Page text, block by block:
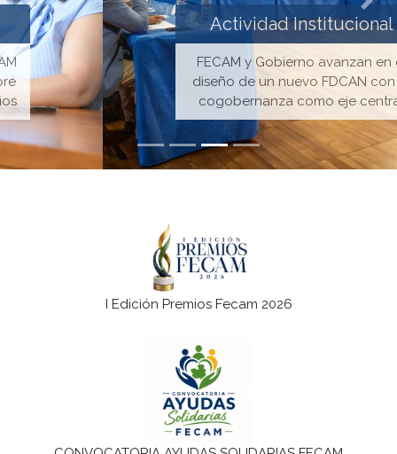
Actividad Institucional
FECAM y Gobierno avanzan en el
diseño de un nuevo FDCAN con la
cogobernanza como eje central
Anterior
I Edición Premios Fecam 2026